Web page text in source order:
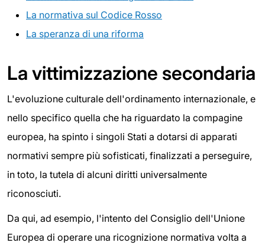
La normativa sul Codice Rosso
La speranza di una riforma
La vittimizzazione secondaria
L'evoluzione culturale dell'ordinamento internazionale, e
nello specifico quella che ha riguardato la compagine
europea, ha spinto i singoli Stati a dotarsi di apparati
normativi sempre più sofisticati, finalizzati a perseguire,
in toto, la tutela di alcuni diritti universalmente
riconosciuti.
Da qui, ad esempio, l'intento del Consiglio dell'Unione
Europea di operare una ricognizione normativa volta a